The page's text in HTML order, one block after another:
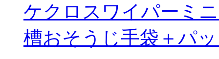
ケクロスワイパーミ
槽おそうじ手袋＋パ